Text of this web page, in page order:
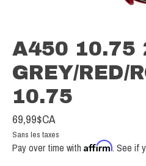
A450 10.75
GREY/RED/
10.75
69,99$CA
Sans les taxes
Pay over time with Affirm. See if